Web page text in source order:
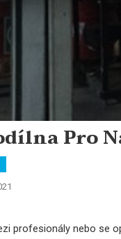
Pro
profesionály nebo se